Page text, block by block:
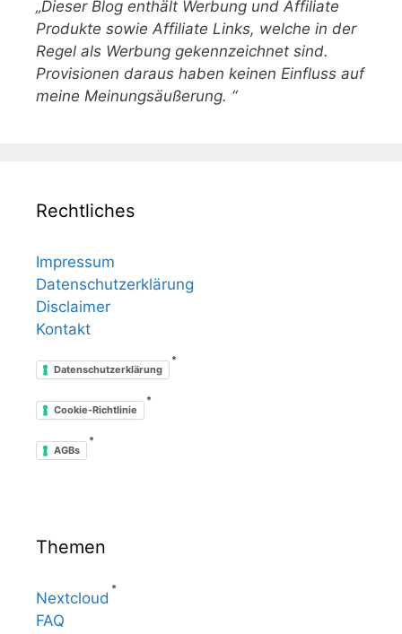
„Dieser Blog enthält Werbung und Affiliate
Produkte sowie Affiliate Links, welche in der
Regel als Werbung gekennzeichnet sind.
Provisionen daraus haben keinen Einfluss auf
meine Meinungsäußerung. “
Rechtliches
Impressum
Datenschutzerklärung
Disclaimer
Kontakt
Datenschutzerklärung
*
Cookie-Richtlinie
*
AGBs
*
Themen
Nextcloud
*
FAQ